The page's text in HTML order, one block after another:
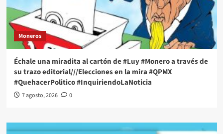
Moneros
Échale una miradita al cartón de #Luy #Monero a través de
su trazo editorial///Elecciones en la mira #QPMX
#QuehacerPolitico #InquiriendoLaNoticia
7 agosto, 2026 0